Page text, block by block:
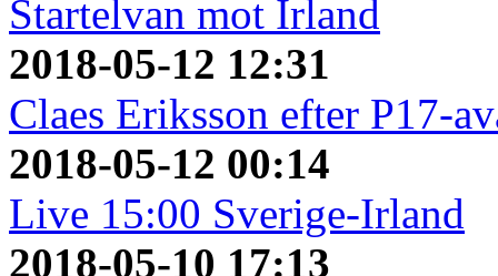
Startelvan mot Irland
2018-05-12 12:31
Claes Eriksson efter P17-
2018-05-12 00:14
Live 15:00 Sverige-Irland
2018-05-10 17:13